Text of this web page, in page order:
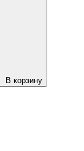
В корзину